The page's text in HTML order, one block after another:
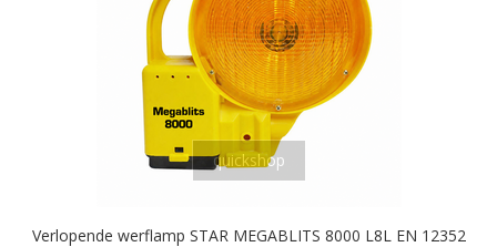
quickshop
Verlopende werflamp STAR MEGABLITS 8000 L8L EN 12352